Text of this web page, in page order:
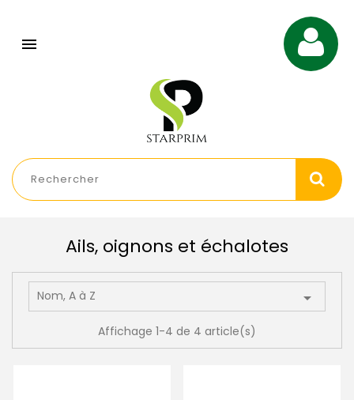

Ails, oignons et échalotes
Nom, A à Z 
Affichage 1-4 de 4 article(s)